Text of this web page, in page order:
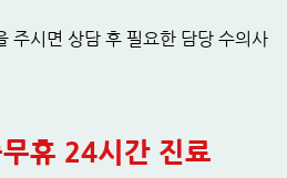
주시면 상담 후 필요한 담당 수의사
휴 24시간 진료